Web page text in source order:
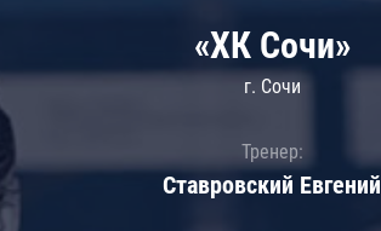
«ХК Сочи»
г. Сочи
Тренер:
Ставровский Евгений